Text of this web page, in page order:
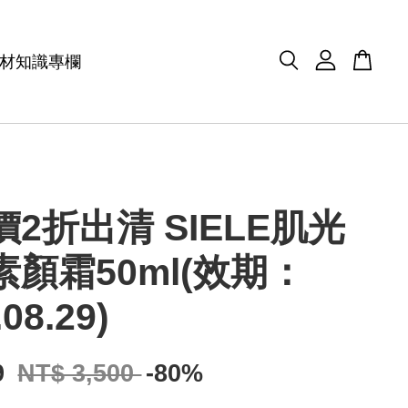
知識專欄
2折出清 SIELE肌光
顏霜50ml(效期：
NT$ 3,500-80%